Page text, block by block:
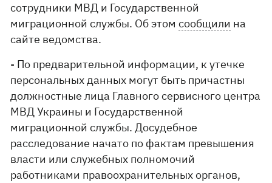
сотрудники МВД и Государственной
миграционной службы. Об этомсообщили на
сайте ведомства.
- По предварительной информации, к утечке
персональных данных могут быть причастны
должностные лица Главного сервисного центра
МВД Украины и Государственной
миграционной службы. Досудебное
расследование начато по фактам превышения
власти или служебных полномочий
работниками правоохранительных органов,